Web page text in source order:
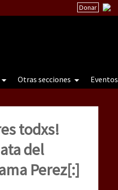
Donar
Otras secciones Eventos
natureza e a natureza sob cerco)
cerco)
todxs!
del
Perez[:]